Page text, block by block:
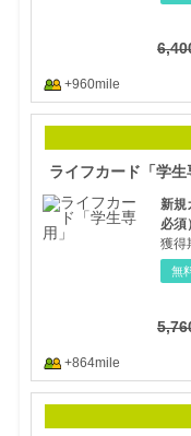
+960mile
ライフカード「学生
新規
必須）
獲得
無
+864mile